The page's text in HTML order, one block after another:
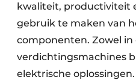
kwaliteit, productiviteit
gebruik te maken van
componenten. Zowel in
verdichtingsmachines
elektrische oplossingen.